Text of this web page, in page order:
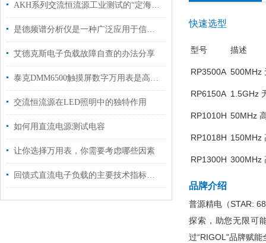
AKH系列交流恒流源工业测试的“定海神针”
是德频谱分析仪是一种广泛应用于信号处理和通信领域的仪器
艾德克斯电子负载故障自查的办法分享
泰克DMM6500触摸屏数字万用表是高精度测量的得力助手
交流恒流源在LED照明中的独特作用
如何用直流电源测试电容
让你选择万用表，你需要考虑哪些因素
回馈式直流电子负载的主要技术指标说明
快速选型
型号 描述
RP3500A 500MHz
RP6150A 1.5GHz
RP1010H 50MHz
RP1018H 150MHz
RP1300H 300MHz
品牌介绍
普源精电（STAR:
探索，助您无限可
过“RIGOL"品牌赋